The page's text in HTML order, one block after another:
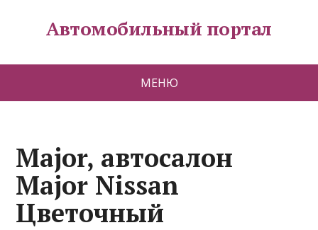
Автомобильный портал
МЕНЮ
Major, автосалон
Major Nissan
Цветочный